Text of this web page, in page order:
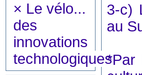
× Le vélo...
des
innovations
technologiques
3-c)
au
*Par